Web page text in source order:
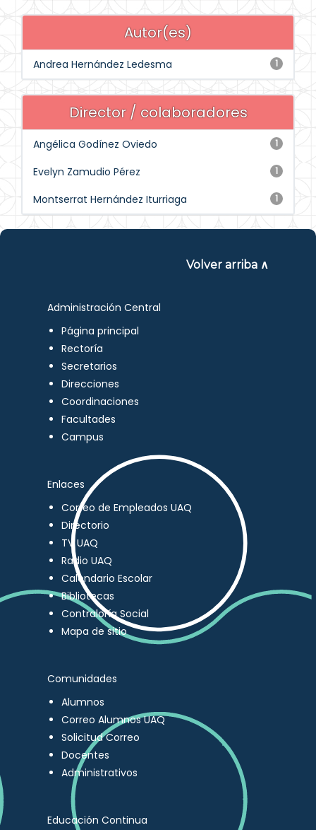
Autor(es)
1
Andrea Hernández Ledesma
Director / colaboradores
1
Angélica Godínez Oviedo
1
Evelyn Zamudio Pérez
1
Montserrat Hernández Iturriaga
Volver arriba ∧
Administración Central
Página principal
Rectoría
Secretarios
Direcciones
Coordinaciones
Facultades
Campus
Enlaces
Correo de Empleados UAQ
Directorio
TV UAQ
Radio UAQ
Calendario Escolar
Bibliotecas
Contraloría Social
Mapa de sitio
Comunidades
Alumnos
Correo Alumnos UAQ
Solicitud Correo
Docentes
Administrativos
Educación Continua